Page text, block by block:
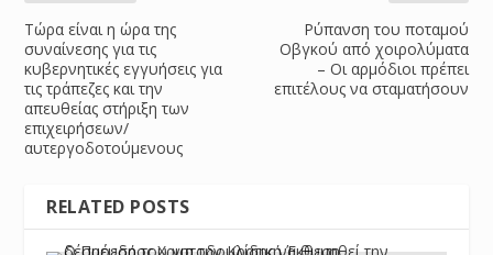
Τώρα είναι η ώρα της
συναίνεσης για τις
κυβερνητικές εγγυήσεις για
τις τράπεζες και την
απευθείας στήριξη των
επιχειρήσεων/
αυτεργοδοτούμενους
Ρύπανση του ποταμού
Οβγκού από χοιρολύματα
– Οι αρμόδιοι πρέπει
επιτέλους να σταματήσουν
RELATED POSTS